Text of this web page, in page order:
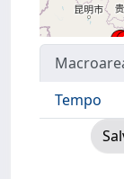
Tempo